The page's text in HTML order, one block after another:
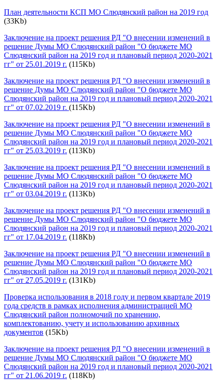
План деятельности КСП МО Слюдянский район на 2019 год
(33Kb)
Заключение на проект решения РД "О внесении изменений в
решение Думы МО Слюдянский район "О бюджете МО
Слюдянский район на 2019 год и плановый период 2020-2021
гг" от 25.01.2019 г. (115Kb)
Заключение на проект решения РД "О внесении изменений в
решение Думы МО Слюдянский район "О бюджете МО
Слюдянский район на 2019 год и плановый период 2020-2021
гг" от 07.02.2019 г. (115Kb)
Заключение на проект решения РД "О внесении изменений в
решение Думы МО Слюдянский район "О бюджете МО
Слюдянский район на 2019 год и плановый период 2020-2021
гг" от 25.03.2019 г. (113Kb)
Заключение на проект решения РД "О внесении изменений в
решение Думы МО Слюдянский район "О бюджете МО
Слюдянский район на 2019 год и плановый период 2020-2021
гг" от 03.04.2019 г. (113Kb)
Заключение на проект решения РД "О внесении изменений в
решение Думы МО Слюдянский район "О бюджете МО
Слюдянский район на 2019 год и плановый период 2020-2021
гг" от 17.04.2019 г. (118Kb)
Заключение на проект решения РД "О внесении изменений в
решение Думы МО Слюдянский район "О бюджете МО
Слюдянский район на 2019 год и плановый период 2020-2021
гг" от 27.05.2019 г. (131Kb)
Проверка использования в 2018 году и первом квартале 2019
года средств в рамках исполнения администрацией МО
Слюдянский район полномочий по хранению,
комплектованию, учету и использованию архивных
документов (15Kb)
Заключение на проект решения РД "О внесении изменений в
решение Думы МО Слюдянский район "О бюджете МО
Слюдянский район на 2019 год и плановый период 2020-2021
гг" от 21.06.2019 г. (118Kb)